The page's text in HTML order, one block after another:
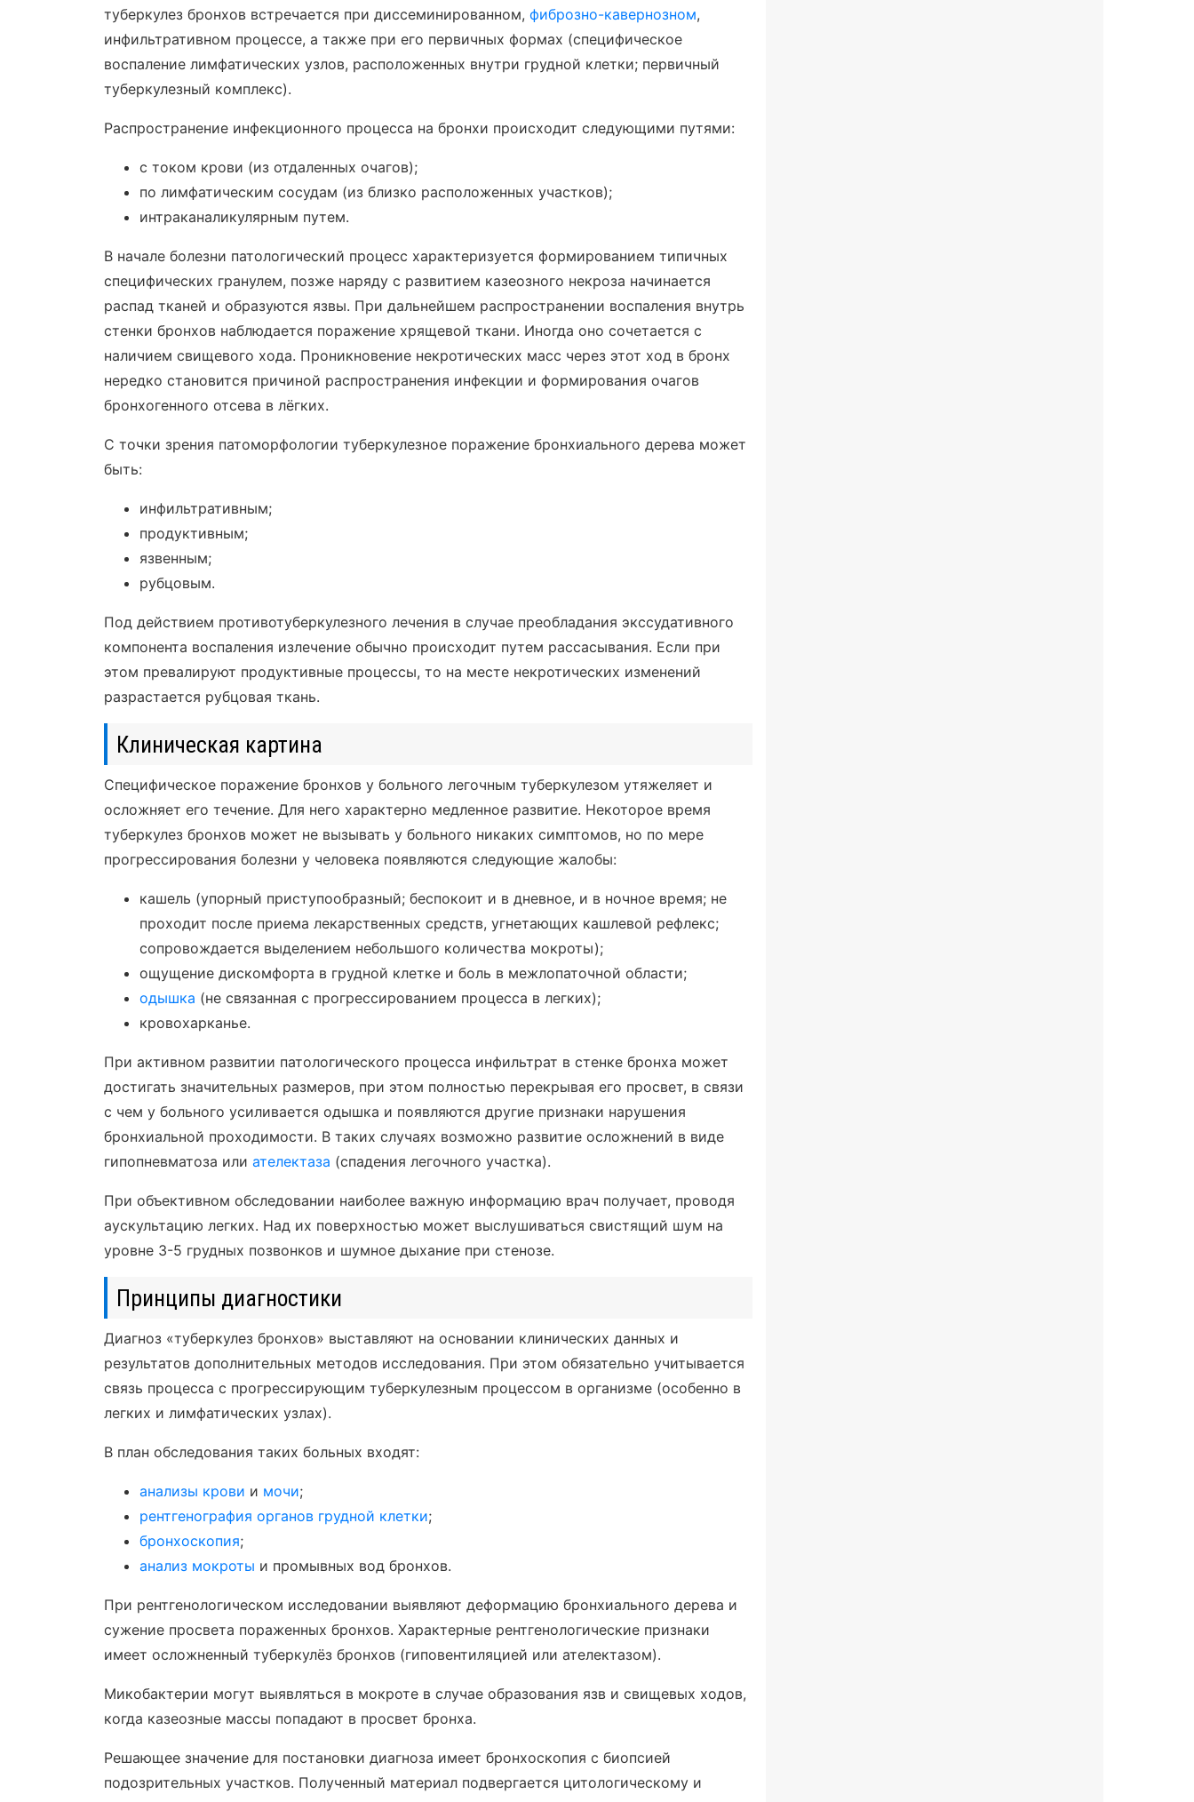
туберкулез бронхов встречается при диссеминированном, фиброзно-кавернозном,
инфильтративном процессе, а также при его первичных формах (специфическое
воспаление лимфатических узлов, расположенных внутри грудной клетки; первичный
туберкулезный комплекс).
Распространение инфекционного процесса на бронхи происходит следующими путями:
с током крови (из отдаленных очагов);
по лимфатическим сосудам (из близко расположенных участков);
интраканаликулярным путем.
В начале болезни патологический процесс характеризуется формированием типичных
специфических гранулем, позже наряду с развитием казеозного некроза начинается
распад тканей и образуются язвы. При дальнейшем распространении воспаления внутрь
стенки бронхов наблюдается поражение хрящевой ткани. Иногда оно сочетается с
наличием свищевого хода. Проникновение некротических масс через этот ход в бронх
нередко становится причиной распространения инфекции и формирования очагов
бронхогенного отсева в лёгких.
С точки зрения патоморфологии туберкулезное поражение бронхиального дерева может
быть:
инфильтративным;
продуктивным;
язвенным;
рубцовым.
Под действием противотуберкулезного лечения в случае преобладания экссудативного
компонента воспаления излечение обычно происходит путем рассасывания. Если при
этом превалируют продуктивные процессы, то на месте некротических изменений
разрастается рубцовая ткань.
Клиническая картина
Специфическое поражение бронхов у больного легочным туберкулезом утяжеляет и
осложняет его течение. Для него характерно медленное развитие. Некоторое время
туберкулез бронхов может не вызывать у больного никаких симптомов, но по мере
прогрессирования болезни у человека появляются следующие жалобы:
кашель (упорный приступообразный; беспокоит и в дневное, и в ночное время; не
проходит после приема лекарственных средств, угнетающих кашлевой рефлекс;
сопровождается выделением небольшого количества мокроты);
ощущение дискомфорта в грудной клетке и боль в межлопаточной области;
одышка (не связанная с прогрессированием процесса в легких);
кровохарканье.
При активном развитии патологического процесса инфильтрат в стенке бронха может
достигать значительных размеров, при этом полностью перекрывая его просвет, в связи
с чем у больного усиливается одышка и появляются другие признаки нарушения
бронхиальной проходимости. В таких случаях возможно развитие осложнений в виде
гипопневматоза или ателектаза (спадения легочного участка).
При объективном обследовании наиболее важную информацию врач получает, проводя
аускультацию легких. Над их поверхностью может выслушиваться свистящий шум на
уровне 3-5 грудных позвонков и шумное дыхание при стенозе.
Принципы диагностики
Диагноз «туберкулез бронхов» выставляют на основании клинических данных и
результатов дополнительных методов исследования. При этом обязательно учитывается
связь процесса с прогрессирующим туберкулезным процессом в организме (особенно в
легких и лимфатических узлах).
В план обследования таких больных входят:
анализы крови и мочи;
рентгенография органов грудной клетки;
бронхоскопия;
анализ мокроты и промывных вод бронхов.
При рентгенологическом исследовании выявляют деформацию бронхиального дерева и
сужение просвета пораженных бронхов. Характерные рентгенологические признаки
имеет осложненный туберкулёз бронхов (гиповентиляцией или ателектазом).
Микобактерии могут выявляться в мокроте в случае образования язв и свищевых ходов,
когда казеозные массы попадают в просвет бронха.
Решающее значение для постановки диагноза имеет бронхоскопия с биопсией
подозрительных участков. Полученный материал подвергается цитологическому и